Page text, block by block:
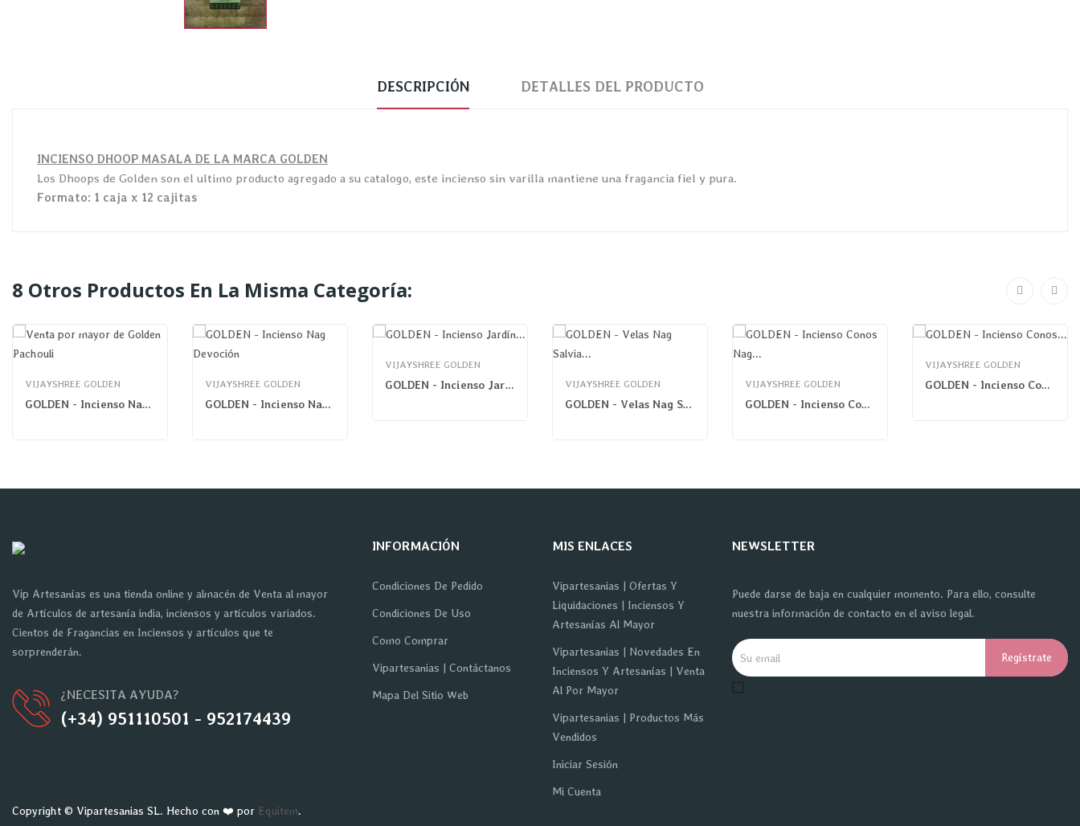
DESCRIPCIÓN DETALLES DEL PRODUCTO
INCIENSO DHOOP MASALA DE LA MARCA GOLDEN
Los Dhoops de Golden son el ultimo producto agregado a su catalogo, este incienso sin varilla mantiene una fragancia fiel y pura.
Formato: 1 caja x 12 cajitas
8 Otros Productos En La Misma Categoría:
VIJAYSHREE GOLDEN
GOLDEN - Incienso Nag Patchouli
VIJAYSHREE GOLDEN
GOLDEN - Incienso Nag Devoción
VIJAYSHREE GOLDEN
GOLDEN - Incienso Jardín Nag Salvia Blanca VIJAYSHREE GOLDEN
GOLDEN - Velas Nag Salvia Blanca
VIJAYSHREE GOLDEN
GOLDEN - Incienso Conos Nag Vainilla
VIJAYSHREE GOLDEN
GOLDEN - Incienso Conos Reflujo Rosa
Vip Artesanías es una tienda online y almacén de Venta al mayor
de Artículos de artesanía india, inciensos y artículos variados.
Cientos de Fragancias en Inciensos y artículos que te
sorprenderán.
¿NECESITA AYUDA?
(+34) 951110501 - 952174439
INFORMACIÓN
Condiciones De Pedido
Condiciones De Uso
Como Comprar
Vipartesanias | Contáctanos
Mapa Del Sitio Web
MIS ENLACES
Vipartesanias | Ofertas Y
Liquidaciones | Inciensos Y
Artesanías Al Mayor
Vipartesanias | Novedades En
Inciensos Y Artesanías | Venta
Al Por Mayor
Vipartesanias | Productos Más
Vendidos
Iniciar Sesión
Mi Cuenta
NEWSLETTER
Puede darse de baja en cualquier momento. Para ello, consulte
nuestra información de contacto en el aviso legal.
Copyright © Vipartesanias SL. Hecho con ❤️ por Equitem.